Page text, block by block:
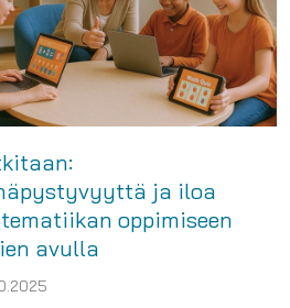
ja iloa
oppimiseen
avulla